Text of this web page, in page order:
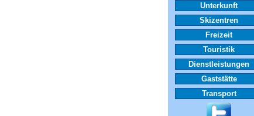
Unterkunft
Skizentren
Freizeit
Touristik
Dienstleistungen
Gaststätte
Transport